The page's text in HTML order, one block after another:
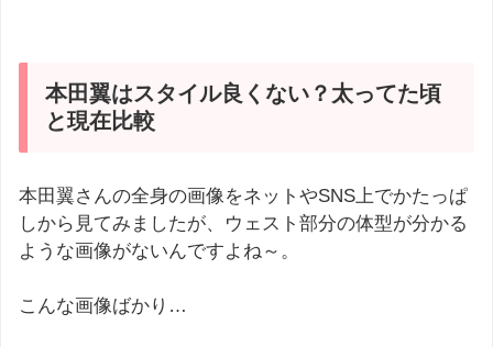
本田翼はスタイル良くない？太ってた頃
と現在比較
本田翼さんの全身の画像をネットやSNS上でかたっぱ
しから見てみましたが、ウェスト部分の体型が分かる
ような画像がないんですよね～。
こんな画像ばかり…